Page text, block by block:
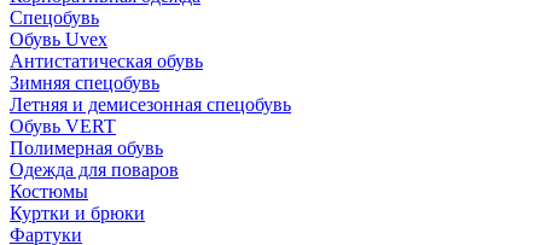
Спецобувь
Обувь Uvex
Антистатическая обувь
Зимняя спецобувь
Летняя и демисезонная спецобувь
Обувь VERT
Полимерная обувь
Одежда для поваров
Костюмы
Куртки и брюки
Фартуки